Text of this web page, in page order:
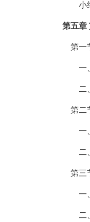
小
第五章
第一
一
二
第二
一
二
第三
一
二